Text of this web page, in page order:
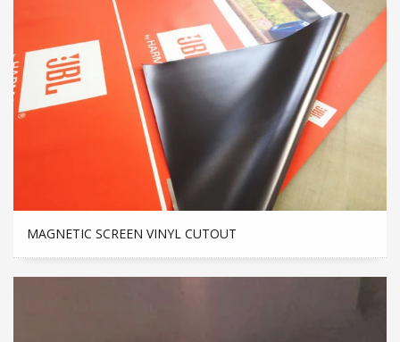
MAGNETIC SCREEN VINYL CUTOUT